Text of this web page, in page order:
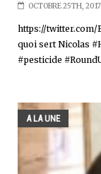
OCTOBRE 25TH, 2017
https://twitter.com/
quoi sert Nicolas
#pesticide
A LA UNE